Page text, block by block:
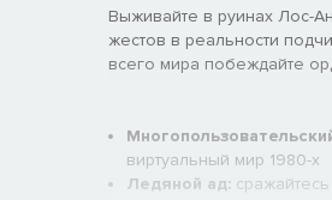
Выживайте в руинах Лос-
жестов в реальности
всего мира побеждайте
виртуальный мир 1980-х
Ледяной ад: